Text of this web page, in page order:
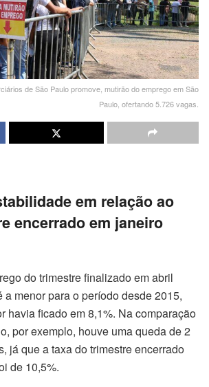
de São Paulo promove, mutirão do emprego em São
Paulo, ofertando 5.726 vagas.
em relação ao
encerrado em janeiro
do trimestre finalizado em abril
a menor para o período desde 2015,
havia ficado em 8,1%. Na comparação
por exemplo, houve uma queda de 2
já que a taxa do trimestre encerrado
de 10,5%.